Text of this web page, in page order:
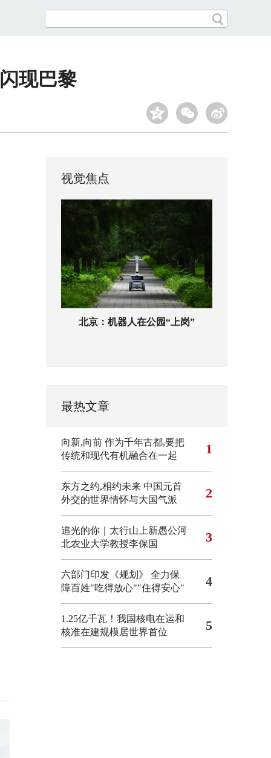
现巴黎
视觉焦点
北京：机器人在公园“上岗”
最热文章
向新,向前 作为千年古都,要把
传统和现代有机融合在一起
1
东方之约,相约未来 中国元首
外交的世界情怀与大国气派
2
追光的你｜太行山上新愚公河
北农业大学教授李保国
3
六部门印发《规划》 全力保
障百姓"吃得放心""住得安心"
4
1.25亿千瓦！我国核电在运和
核准在建规模居世界首位
5